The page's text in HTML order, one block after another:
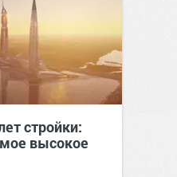
стройки:
высокое